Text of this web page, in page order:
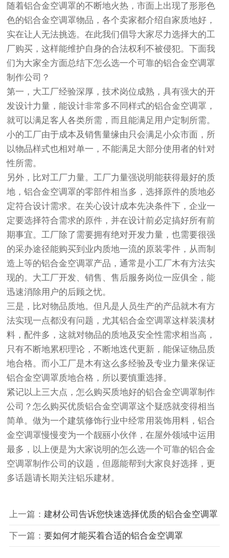
随着铝合金空调罩的不断地火热，市面上出现了形形色
色的铝合金空调罩物品，各个卖家都介绍自家质地好，
实在让人无法挑选。在此我们倡导大家尽力选择大的工
厂购买，这样能维护自身的合法权利不被侵犯。下面我
们为大家全方面总结下怎么选一个可靠的铝合金空调罩
制作公司？
第一，大工厂经验深厚，技术岗位成熟，具有强大的开
发设计力量，能设计非常多不同样式的铝合金空调罩，
就可以满足客人各类所需，而且能满足用户定制所需。
小的工厂由于成本及销售量缘由只会满足小众市面，所
以物品样式也相对单一，不能满足大部分使用者的针对
性所需。
另外，比对工厂力量。工厂力量强说明能获得最好的质
地，铝合金空调罩的零部件相当多，选择原件的质地必
定符合设计需求。在关心设计成本先决条件下，企业一
定要选择符合需求的原件，并在设计前必定搞好所有前
期事宜。工厂除了需要拥有绝对开发力量，也需要很强
的采办途径能购买到业内质地一流的原装零件，从而制
造上等的铝合金空调罩产品，通常是小工厂木有方法实
现的。大工厂开发、销售、售后服务岗位一应俱全，能
迅速消除用户的后顾之忧。
三是，比对物品质地。但凡是人员生产的产品就木有方
法实现一点都没有问题，尤其铝合金空调罩这样装潢材
料，配件多，这就对物品的质地及安全性需求相当高，
只有不断地累积理论，不断地迭代更新，能保证物品质
地合格。而小工厂是木有这么多经验及专业力量来保证
铝合金空调罩质地合格，所以要慎重选择。
紧记以上三大点，怎么购买质地好的铝合金空调罩制作
公司？怎么购买优质铝合金空调罩这个疑惑就变得相当
简单。做为一个建筑修饰行业中经常用装饰用料，铝合
金空调罩慢慢变为一个靓丽小伙伴，在屋外领域中运用
最多，以上便是为大家说明的怎么选一个可靠的铝合金
空调罩制作公司的议题，但愿能帮到大家良好选择，更
多话题请长期关注铝乐建材。
上一篇： 建材公司告诉您快速选择优质的铝合金空调罩
下一篇： 要如何才能买着合适的铝合金空调罩